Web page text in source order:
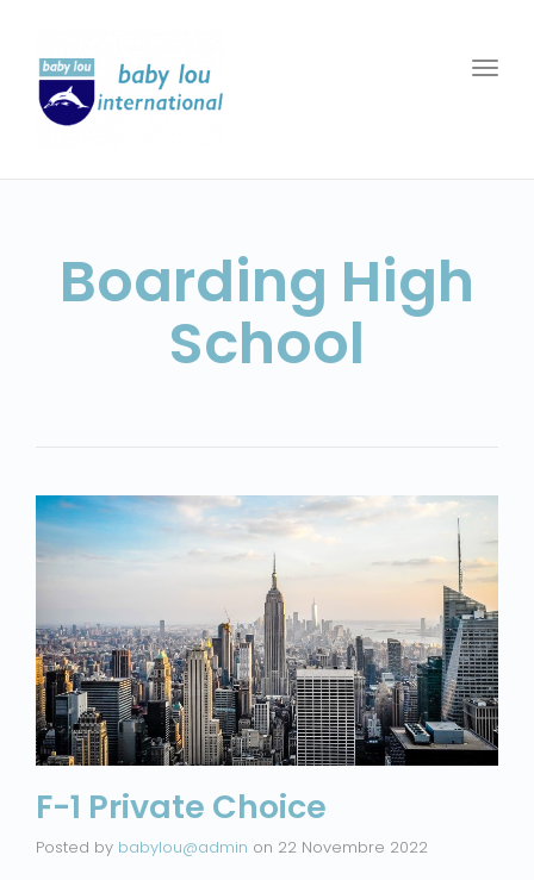
Boarding High
School
F-1 Private Choice
Posted by babylou@admin on 22 Novembre 2022